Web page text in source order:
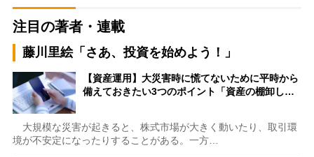
注目の著者・連載
藤川里絵「さあ、投資を始めよう！」
【資産運用】大災害時に慌てないために平時から
備えておきたい3つのポイント「資産の棚卸し…
大規模な災害が起きると、株式市場が大きく動いたり、取引環
境が不安定になったりすることがある。一方…